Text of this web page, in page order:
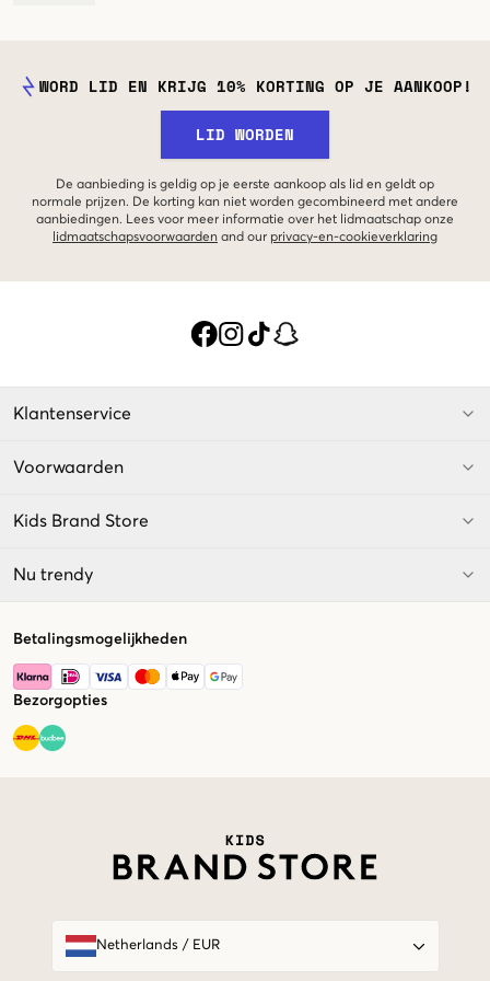
WORD LID EN KRIJG 10% KORTING OP JE AANKOOP!
LID WORDEN
De aanbieding is geldig op je eerste aankoop als lid en geldt op
normale prijzen. De korting kan niet worden gecombineerd met andere
aanbiedingen. Lees voor meer informatie over het lidmaatschap onze
lidmaatschapsvoorwaarden and our privacy-en-cookieverklaring
Klantenservice
Voorwaarden
Kids Brand Store
Nu trendy
Betalingsmogelijkheden
Bezorgopties
Netherlands/ EUR